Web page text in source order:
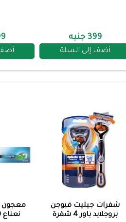
399 جنيه
أضف إلى السلة
شفرات جيليت فيوجن
بروجلايد باور 4 شفرة
معجون
نعناع 40 جم وفر2ج